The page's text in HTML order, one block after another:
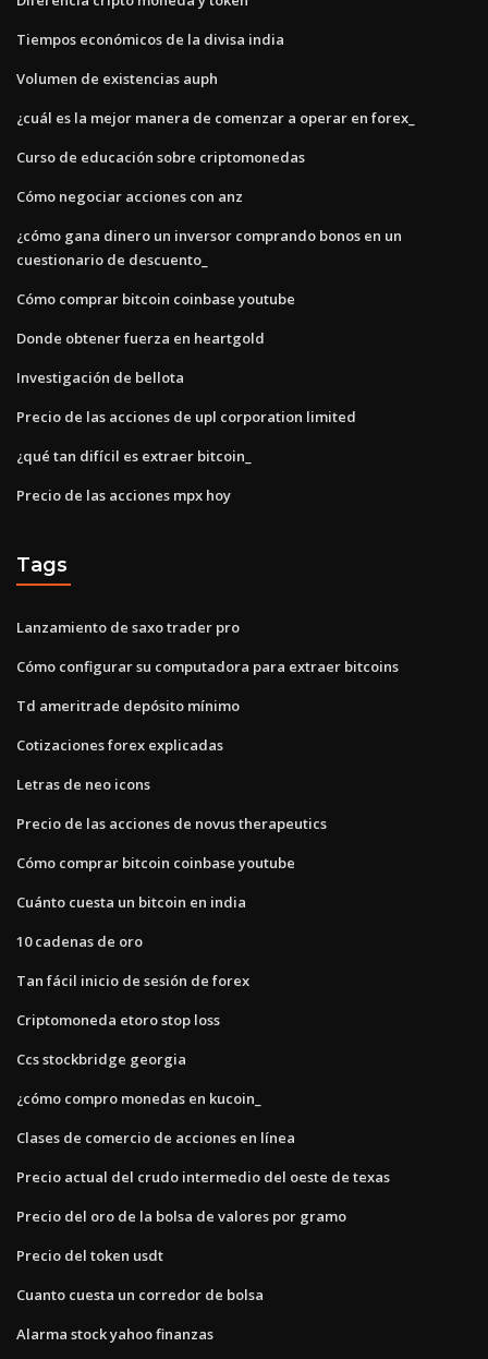
Tiempos económicos de la divisa india
Volumen de existencias auph
¿cuál es la mejor manera de comenzar a operar en forex_
Curso de educación sobre criptomonedas
Cómo negociar acciones con anz
¿cómo gana dinero un inversor comprando bonos en un
cuestionario de descuento_
Cómo comprar bitcoin coinbase youtube
Donde obtener fuerza en heartgold
Investigación de bellota
Precio de las acciones de upl corporation limited
¿qué tan difícil es extraer bitcoin_
Precio de las acciones mpx hoy
Tags
Lanzamiento de saxo trader pro
Cómo configurar su computadora para extraer bitcoins
Td ameritrade depósito mínimo
Cotizaciones forex explicadas
Letras de neo icons
Precio de las acciones de novus therapeutics
Cómo comprar bitcoin coinbase youtube
Cuánto cuesta un bitcoin en india
10 cadenas de oro
Tan fácil inicio de sesión de forex
Criptomoneda etoro stop loss
Ccs stockbridge georgia
¿cómo compro monedas en kucoin_
Clases de comercio de acciones en línea
Precio actual del crudo intermedio del oeste de texas
Precio del oro de la bolsa de valores por gramo
Precio del token usdt
Cuanto cuesta un corredor de bolsa
Alarma stock yahoo finanzas